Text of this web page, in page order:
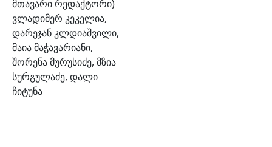
მთავარი რედაქტორი)
ვლადიმერ კეკელია,
დარეჯან კლდიაშვილი,
მაია მაჭავარიანი,
შორენა მურუსიძე, მზია
სურგულაძე, დალი
ჩიტუნა